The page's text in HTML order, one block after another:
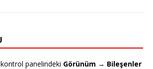
panelindeki Görünüm → Bileşenler